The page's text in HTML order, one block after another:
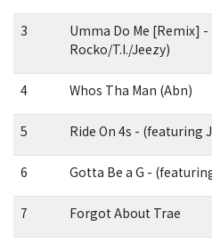
3
Umma Do Me [Remix]
Rocko/T.I./Jeezy)
4 Whos Tha Man (Abn)
5 Ride On 4s - (featuring
6 Gotta Be a G -
7 Forgot About Trae